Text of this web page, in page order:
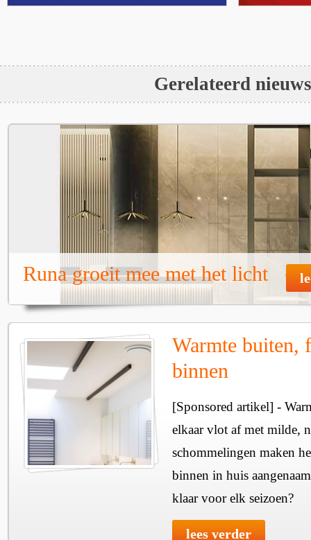
Gerelateerd nieuws
Runa groeit mee met het licht
Warmte buiten,
binnen
[Sponsored artikel] -
elkaar vlot af met milde,
schommelingen maken
binnen in huis
klaar voor elk seizoen?
lees verder